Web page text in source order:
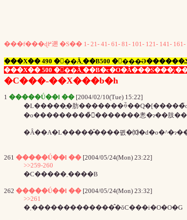
���f���ɖ߂遡 �S�� 1- 21- 41- 61- 81- 101- 121- 141- 161-
�C���˗��X���b�h
1 �����Ǘ��l ��[2004/02/10(Tue) 15:22]
261 �����Ǘ��l �� [2004/05/24(Mon) 23:22]
>>259-260
�C�����܂����B
262 �����Ǘ��l �� [2004/05/24(Mon) 23:32]
>>261
�܂��������������̂ŏC���i�O�O�G